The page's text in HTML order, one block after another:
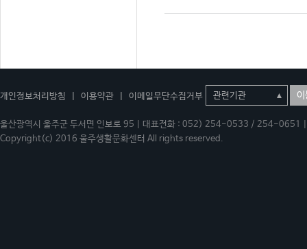
개인정보처리방침 이용약관 이메일무단수집거부 이
울산광역시 울주군 두서면 인보로 95 | 대표전화 : 052) 254-0533 / 254-
Copyright(c) 2016 울주생활문화센터 All rights reserved.